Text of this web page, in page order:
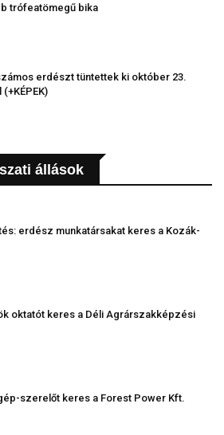
trófeatömegű bika
erdészt tüntettek ki október 23.
állások
erdész munkatársakat keres a Kozák-
oktatót keres a Déli Agrárszakképzési
szerelőt keres a Forest Power Kft.